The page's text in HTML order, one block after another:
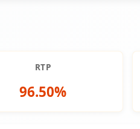
RTP
96.50%